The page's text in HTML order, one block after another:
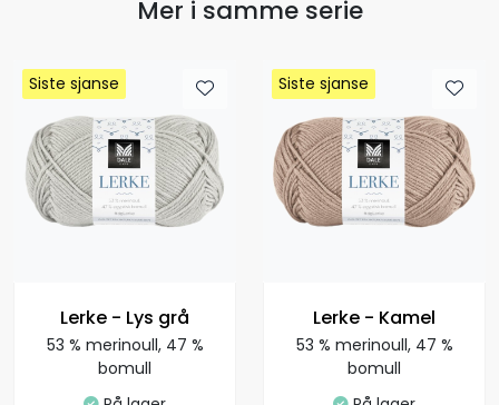
Mer i samme serie
Siste sjanse
Siste sjanse
Lerke - Lys grå
53 % merinoull, 47 %
bomull
Siste sjanse
Siste sjanse
Lerke - Kamel
53 % merinoull, 47 %
bomull